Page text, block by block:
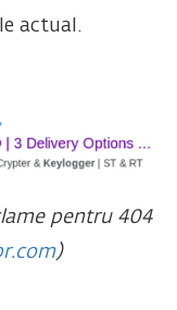
actual.
pentru 404
)